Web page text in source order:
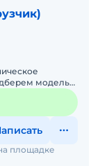
площадке